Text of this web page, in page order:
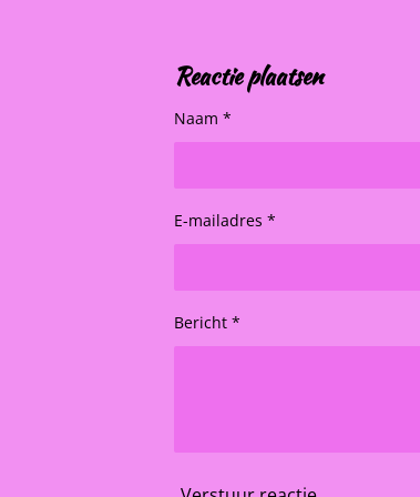
Reactie plaatsen
Naam *
E-mailadres *
Bericht *